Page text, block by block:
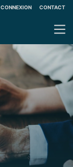
CONNEXION CONTACT